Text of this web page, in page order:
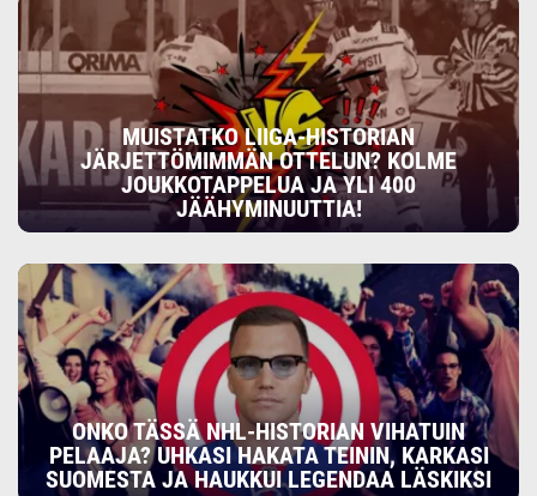
MUISTATKO LIIGA-HISTORIAN
JÄRJETTÖMIMMÄN OTTELUN? KOLME
JOUKKOTAPPELUA JA YLI 400
JÄÄHYMINUUTTIA!
ONKO TÄSSÄ NHL-HISTORIAN VIHATUIN
PELAAJA? UHKASI HAKATA TEININ, KARKASI
SUOMESTA JA HAUKKUI LEGENDAA LÄSKIKSI